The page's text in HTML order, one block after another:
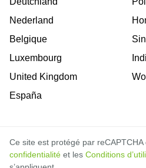
Nederland
Belgique
Luxembourg
United Kingdom
España
Ce site est protégé par reCAPTCHA
confidentialité et les Conditions